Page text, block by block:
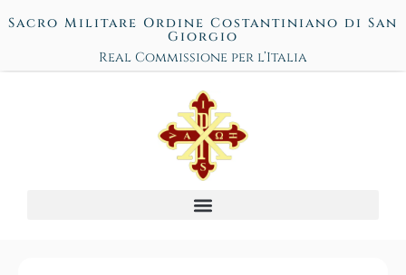
Sacro Militare Ordine Costantiniano di San
Giorgio
Real Commissione per l’Italia